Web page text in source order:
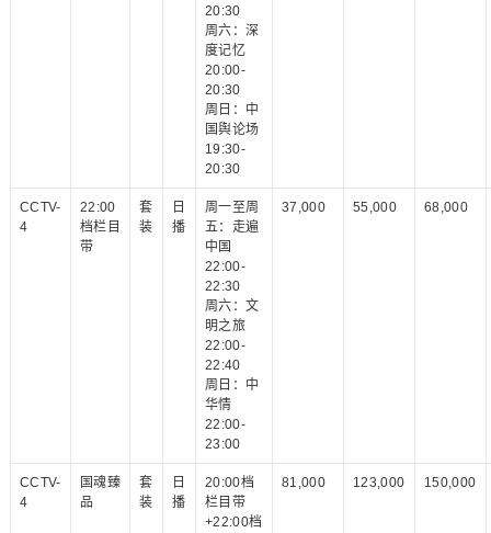
20:30
周六：深
度记忆
20:00-
20:30
周日：中
国舆论场
19:30-
20:30
CCTV-
4
22:00
档栏目
带
套
装
日
播
周一至周
五：走遍
中国
22:00-
22:30
周六：文
明之旅
22:00-
22:40
周日：中
华情
22:00-
23:00
37,000 55,000 68,000
CCTV-
4
国魂臻
品
套
装
日
播
20:00档
栏目带
+22:00档
81,000 123,000 150,000